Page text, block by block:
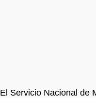
El Servicio Nacional de